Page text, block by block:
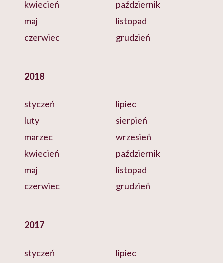
kwiecień
maj
czerwiec
październik
listopad
grudzień
2018
styczeń
luty
marzec
kwiecień
maj
czerwiec
lipiec
sierpień
wrzesień
październik
listopad
grudzień
2017
styczeń
lipiec